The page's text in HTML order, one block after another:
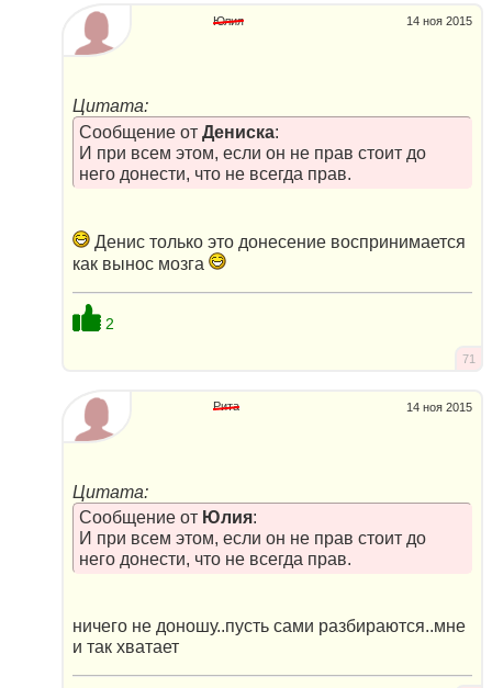
14 ноя 2015
Юлия
Цитата:
Сообщение от Дениска:
И при всем этом, если он не прав стоит до
него донести, что не всегда прав.
Денис только это донесение воспринимается
как вынос мозга
2
71
14 ноя 2015
Рита
Цитата:
Сообщение от Юлия:
И при всем этом, если он не прав стоит до
него донести, что не всегда прав.
ничего не доношу..пусть сами разбираются..мне
и так хватает